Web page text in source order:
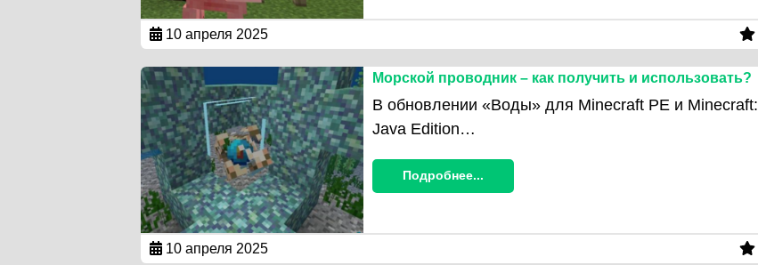
10 апреля 2025
Морской проводник – как получить и использовать?
В обновлении «Воды» для Minecraft PE и Minecraft:
Java Edition…
Подробнее...
10 апреля 2025